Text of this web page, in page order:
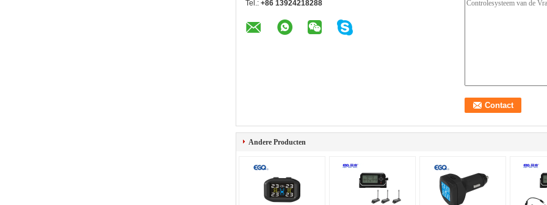
Tel.: +86 13924218288
Andere Producten